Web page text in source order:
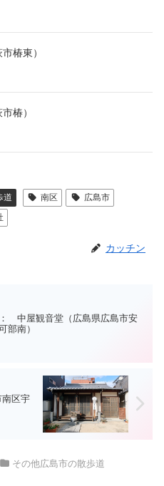
椿東）
椿）
道 南区
広島市
カッチン
中屋観音堂（広島県広島市安
部南）
区宇
その他広島市の散歩道